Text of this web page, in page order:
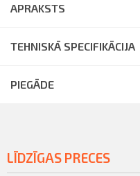
APRAKSTS
TEHNISKĀ SPECIFIKĀCIJA
PIEGĀDE
LĪDZĪGAS PRECES